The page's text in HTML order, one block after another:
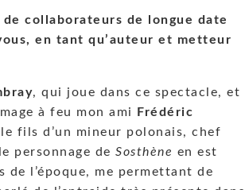
collaborateurs de longue date
en tant qu’auteur et metteur
, qui joue dans ce spectacle, et
à feu mon ami
Frédéric
fils d’un mineur polonais, chef
personnage de Sosthène en est
de l’époque, me permettant de